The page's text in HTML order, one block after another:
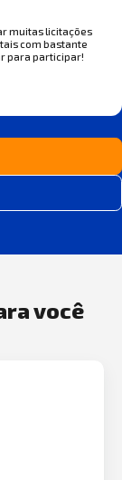
muitas licitações
com bastante
para participar!
você